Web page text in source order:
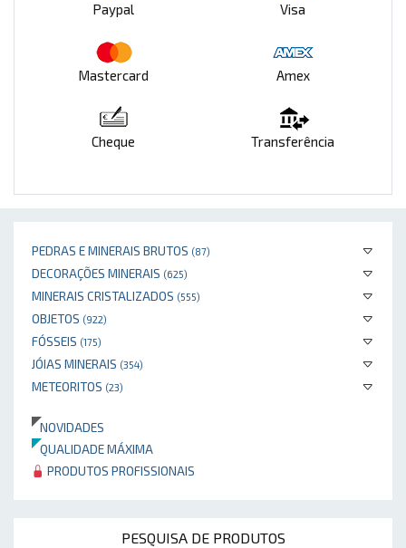
PEDRAS E MINERAIS BRUTOS (87)
DECORAÇÕES MINERAIS (625)
MINERAIS CRISTALIZADOS (555)
OBJETOS (922)
FÓSSEIS (175)
JÓIAS MINERAIS (354)
METEORITOS (23)
NOVIDADES
QUALIDADE MÁXIMA
PRODUTOS PROFISSIONAIS
PESQUISA DE PRODUTOS
Paypal Visa
Mastercard Amex
Cheque Transferência